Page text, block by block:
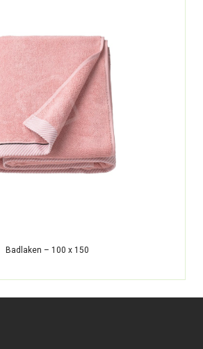
Badlaken – 100 x 150